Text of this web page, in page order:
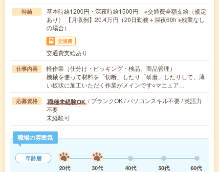
時給
基本時給1200円・深夜時給1500円 ※交通費全額支給（規定
あり） 【月収例】20.4万円（20日勤務＋深夜60h ※残業なし
の場合）
交通費
交通費支給あり
仕事内容
軽作業（仕分け・ピッキング・検品、商品管理）
機械を使って材料を「切断」したり「研磨」したりして、薄
い板状に加工いただく作業がメインです○マニュア…
応募資格 職種未経験OK / ブランクOK / パソコンスキル不要 / 英語力
不要
未経験可
職場の雰囲気
年齢層
20代
30代 40代 50代
60代